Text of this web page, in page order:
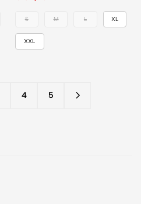
S M L XL
XXL
4 5